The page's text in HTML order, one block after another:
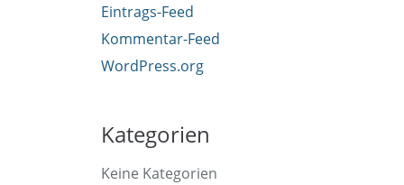
Eintrags-Feed
Kommentar-Feed
WordPress.org
Kategorien
Keine Kategorien